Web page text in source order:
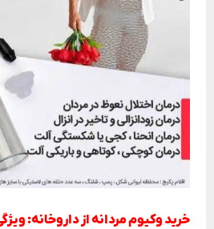
خرید وکیوم مردانه از داروخانه: